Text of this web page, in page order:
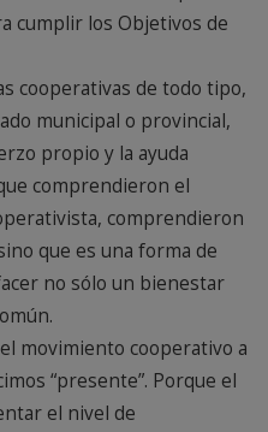
cumplir los Objetivos de
cooperativas de todo tipo,
municipal o provincial,
propio y la ayuda
comprendieron el
comprendieron
que es una forma de
no sólo un bienestar
movimiento cooperativo a
“presente”. Porque el
el nivel de